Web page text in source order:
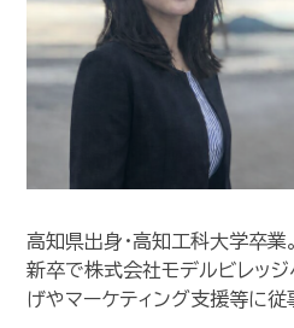
高知県出身・高知工科大学卒業。
新卒で株式会社モデルビレッジ
げやマーケティング支援等に従